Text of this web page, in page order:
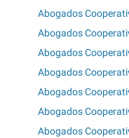
Abogados
Abogados
Abogados
Abogados
Abogados
Abogados
Abogados